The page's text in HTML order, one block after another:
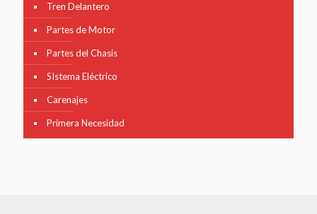
Tren Delantero
Partes de Motor
Partes del Chasis
SIstema Eléctrico
Carenajes
Primera Necesidad